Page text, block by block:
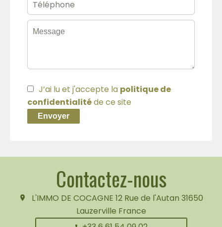
J’ai lu et j'accepte la politique de
confidentialitéde ce site
Envoyer
Contactez-nous
L'IMMO DE COCAGNE 12 Rue de l'Autan 31650
Lauzerville France